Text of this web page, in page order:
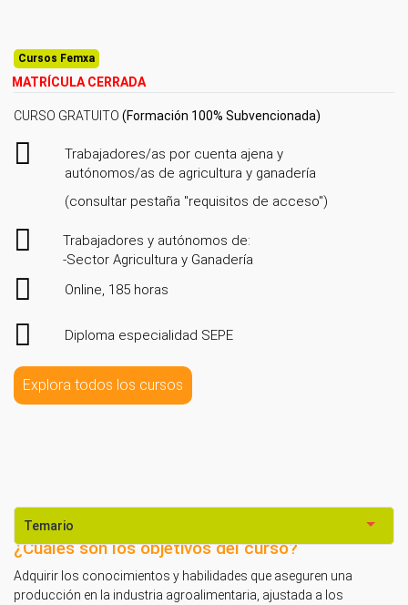
Cursos Femxa
MATRÍCULA CERRADA
CURSO GRATUITO (Formación 100% Subvencionada)
Trabajadores/as por cuenta ajena y
autónomos/as de agricultura y ganadería
(consultar pestaña "requisitos de acceso")
Trabajadores y autónomos de:
-Sector Agricultura y Ganadería
Online, 185 horas
Diploma especialidad SEPE
Explora todos los cursos
Temario
¿Cuáles son los objetivos del curso?
Adquirir los conocimientos y habilidades que aseguren una
producción en la industria agroalimentaria, ajustada a los